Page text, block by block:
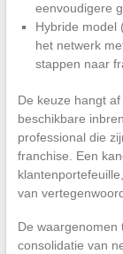
eenvoudigere
Hybride model
het netwerk
stappen naar
De keuze hangt
beschikbare
professional die
franchise. Een
van
De
consolidatie van